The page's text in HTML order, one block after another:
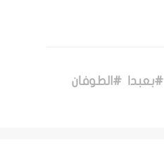
#بعبدا #الطوفان